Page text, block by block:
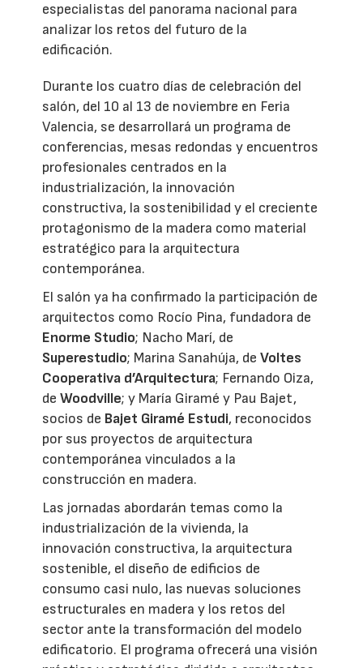
especialistas del panorama nacional para
analizar los retos del futuro de la
edificación.
Durante los cuatro días de celebración del
salón, del 10 al 13 de noviembre en Feria
Valencia, se desarrollará un programa de
conferencias, mesas redondas y encuentros
profesionales centrados en la
industrialización, la innovación
constructiva, la sostenibilidad y el creciente
protagonismo de la madera como material
estratégico para la arquitectura
contemporánea.
El salón ya ha confirmado la participación de
arquitectos como Rocío Pina, fundadora de
Enorme Studio; Nacho Marí, de
Superestudio; Marina Sanahúja, deVoltes
Cooperativa d’Arquitectura; Fernando Oiza,
deWoodville; y María Giramé y Pau Bajet,
socios de Bajet Giramé Estudi, reconocidos
por sus proyectos de arquitectura
contemporánea vinculados a la
construcción en madera.
Las jornadas abordarán temas como la
industrialización de la vivienda, la
innovación constructiva, la arquitectura
sostenible, el diseño de edificios de
consumo casi nulo, las nuevas soluciones
estructurales en madera y los retos del
sector ante la transformación del modelo
edificatorio. El programa ofrecerá una visión